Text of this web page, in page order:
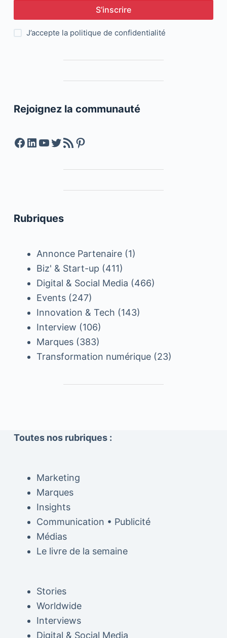
S’inscrire
J’accepte la politique de confidentialité
Rejoignez la communauté
Facebook
LinkedIn
YouTube
Twitter
Feed RSSPinterest
Rubriques
Annonce Partenaire(1)
Biz' & Start-up (411)
Digital & Social Media (466)
Events(247)
Innovation & Tech (143)
Interview (106)
Marques(383)
Transformation numérique(23)
Toutes nos rubriques :
Marketing
Marques
Insights
Communication • Publicité
Médias
Le livre de la semaine
Stories
Worldwide
Interviews
Digital & Social Media